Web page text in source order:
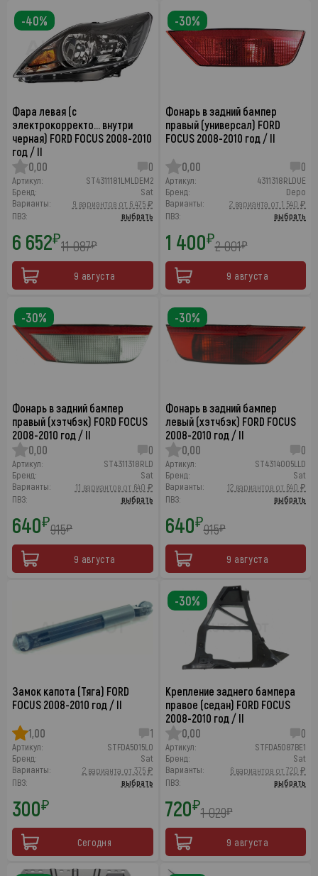
Фара левая (с
электрокорректо… внутри
черная) FORD FOCUS 2008-2010
год / II
0,00
0
Артикул:
ST4311181LMLDEM2
Бренд:
Sat
Варианты:
9 вариантов от 6 475 ₽
ПВЗ:
выбрать
6 652₽11 087₽
9 августа
-40%
Фонарь в задний бампер
правый (универсал) FORD
FOCUS 2008-2010 год / II
0,00 0
Артикул:
4311318RLDUE
Бренд:
Depo
Варианты:
2 варианта от 1 540 ₽
ПВЗ:
выбрать
1 400₽2 001₽
9 августа
-30%
Фонарь в задний бампер
правый (хэтчбэк) FORD FOCUS
2008-2010 год / II
0,00
0
Артикул:
ST4311318RLD
Бренд:
Sat
Варианты:
11 вариантов от 640 ₽
ПВЗ:
выбрать
640₽915₽
9 августа
-30%
Фонарь в задний бампер
левый (хэтчбэк) FORD FOCUS
2008-2010 год / II
0,00
0
Артикул:
ST4314005LLD
Бренд:
Sat
Варианты:
12 вариантов от 640 ₽
ПВЗ:
выбрать
640₽915₽
9 августа
-30%
Замок капота (Тяга) FORD
FOCUS 2008-2010 год / II
1,00 1
Артикул:
STFDA5015L0
Бренд:
Sat
Варианты:
2 варианта от 375 ₽
ПВЗ:
выбрать
300₽
Сегодня
Крепление заднего бампера
правое (седан) FORD FOCUS
2008-2010 год / II
0,00
0
Артикул:
STFDA5087BE1
Бренд:
Sat
Варианты:
6 вариантов от 720 ₽
ПВЗ:
выбрать
720₽1 029₽
9 августа
-30%